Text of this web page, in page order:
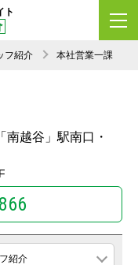
ト
フ紹介 本社営業一課
「南越谷」駅南口・
紹介